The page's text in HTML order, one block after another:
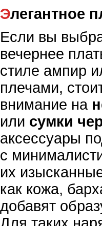
Элегантное
Если вы
вечернее
стиле ампир
плечами,
внимание на
или сумки
аксессуары
с
их
как кожа,
добавят